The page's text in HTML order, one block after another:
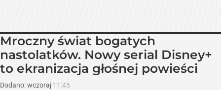
Mroczny świat bogatych
nastolatków. Nowy serial Disney+
to ekranizacja głośnej powieści
Dodano:wczoraj 11:45